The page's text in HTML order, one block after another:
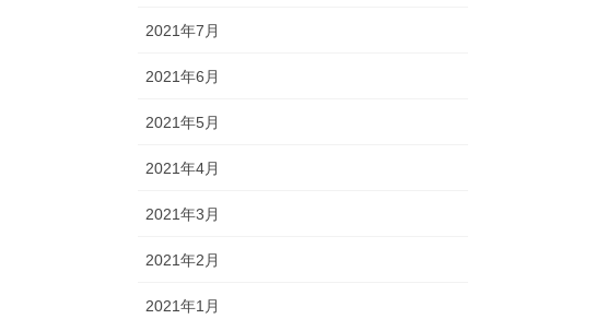
2021年7月
2021年6月
2021年5月
2021年4月
2021年3月
2021年2月
2021年1月